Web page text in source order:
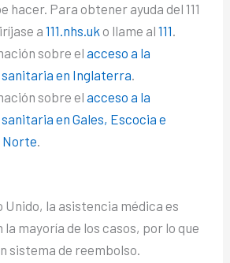
hacer. Para obtener ayuda del 111
a 111.nhs.uk o llame al 111.
sobre el acceso a la
en Inglaterra.
sobre el acceso a la
en Gales, Escocia e
Norte.
Unido, la asistencia médica es
mayoría de los casos, por lo que
sistema de reembolso.